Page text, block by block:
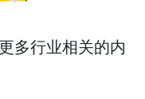
多行业相关的内